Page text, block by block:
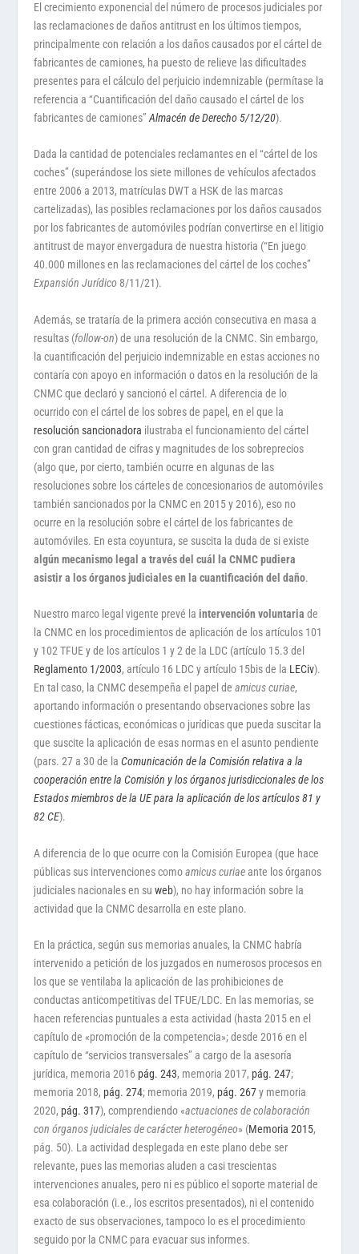
El crecimiento exponencial del número de procesos judiciales por
las reclamaciones de daños antitrust en los últimos tiempos,
principalmente con relación a los daños causados por el cártel de
fabricantes de camiones, ha puesto de relieve las dificultades
presentes para el cálculo del perjuicio indemnizable (permítase la
referencia a “Cuantificación del daño causado el cártel de los
fabricantes de camiones”Almacén de Derecho 5/12/20).
Dada la cantidad de potenciales reclamantes en el “cártel de los
coches” (superándose los siete millones de vehículos afectados
entre 2006 a 2013, matrículas DWT a HSK de las marcas
cartelizadas), las posibles reclamaciones por los daños causados
por los fabricantes de automóviles podrían convertirse en el litigio
antitrust de mayor envergadura de nuestra historia (“En juego
40.000 millones en las reclamaciones del cártel de los coches”
Expansión Jurídico 8/11/21).
Además, se trataría de la primera acción consecutiva en masa a
resultas (follow-on) de una resolución de la CNMC. Sin embargo,
la cuantificación del perjuicio indemnizable en estas acciones no
contaría con apoyo en información o datos en la resolución de la
CNMC que declaró y sancionó el cártel. A diferencia de lo
ocurrido con el cártel de los sobres de papel, en el que la
resolución sancionadora ilustraba el funcionamiento del cártel
con gran cantidad de cifras y magnitudes de los sobreprecios
(algo que, por cierto, también ocurre en algunas de las
resoluciones sobre los cárteles de concesionarios de automóviles
también sancionados por la CNMC en 2015 y 2016), eso no
ocurre en la resolución sobre el cártel de los fabricantes de
automóviles. En esta coyuntura, se suscita la duda de si existe
algún mecanismo legal a través del cuál la CNMC pudiera
asistir a los órganos judiciales en la cuantificación del daño.
Nuestro marco legal vigente prevé laintervención voluntaria de
la CNMC en los procedimientos de aplicación de los artículos 101
y 102 TFUE y de los artículos 1 y 2 de la LDC (artículo 15.3 del
Reglamento 1/2003, artículo 16 LDC y artículo 15bis de la LECiv).
En tal caso, la CNMC desempeña el papel deamicus curiae,
aportando información o presentando observaciones sobre las
cuestiones fácticas, económicas o jurídicas que pueda suscitar la
que suscite la aplicación de esas normas en el asunto pendiente
(pars. 27 a 30 de laComunicación de la Comisión relativa a la
cooperación entre la Comisión y los órganos jurisdiccionales de los
Estados miembros de la UE para la aplicación de los artículos 81 y
82 CE).
A diferencia de lo que ocurre con la Comisión Europea (que hace
públicas sus intervenciones comoamicus curiae ante los órganos
judiciales nacionales en suweb), no hay información sobre la
actividad que la CNMC desarrolla en este plano.
En la práctica, según sus memorias anuales, la CNMC habría
intervenido a petición de los juzgados en numerosos procesos en
los que se ventilaba la aplicación de las prohibiciones de
conductas anticompetitivas del TFUE/LDC. En las memorias, se
hacen referencias puntuales a esta actividad (hasta 2015 en el
capítulo de «promoción de la competencia»; desde 2016 en el
capítulo de “servicios transversales” a cargo de la asesoría
jurídica, memoria 2016 pág. 243, memoria 2017, pág. 247;
memoria 2018, pág. 274; memoria 2019, pág. 267y memoria
2020, pág. 317), comprendiendo «actuaciones de colaboración
con órganos judiciales de carácter heterogéneo» (Memoria 2015,
pág. 50). La actividad desplegada en este plano debe ser
relevante, pues las memorias aluden a casi trescientas
intervenciones anuales, pero ni es público el soporte material de
esa colaboración (i.e., los escritos presentados), ni el contenido
exacto de sus observaciones, tampoco lo es el procedimiento
seguido por la CNMC para evacuar sus informes.